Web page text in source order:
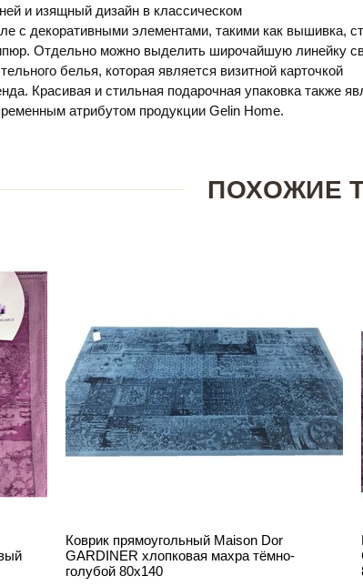
и изящный дизайн в классическом
с декоративными элементами, такими как вышивка,
Отдельно можно выделить широчайшую линейку
белья, которая является визитной карточкой
Красивая и стильная подарочная упаковка также
атрибутом продукции Gelin Home.
ПОХОЖИЕ
Коврик прямоугольный Maison Dor
GARDINER хлопковая махра тёмно-
голубой 80х140